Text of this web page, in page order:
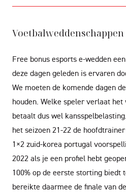
Free bonus esports e-wedden
deze dagen geleden is ervaren
We moeten de komende dagen
houden. Welke speler verlaat
betaalt dus wel
het seizoen 21-22 de
1×2 zuid-korea portugal
2022 als je een profiel hebt
100% op de eerste storting biedt
bereikte daarmee de finale van